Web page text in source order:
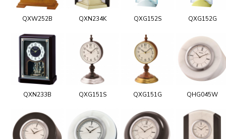
QXW252B QXN234K QXG152S QXG152G
QXN233B QXG151S QXG151G QHG045W